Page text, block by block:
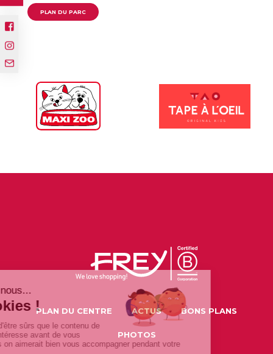
PLAN DU PARC
PLAN DU CENTRE ACTUS BONS PLANS
PHOTOS